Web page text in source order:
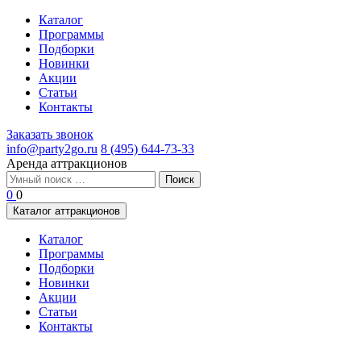
Каталог
Программы
Подборки
Новинки
Акции
Статьи
Контакты
Заказать звонок
info@party2go.ru 8 (495) 644-73-33
Аренда аттракционов
Найти:
0 0
Каталог аттракционов
Каталог
Программы
Подборки
Новинки
Акции
Статьи
Контакты